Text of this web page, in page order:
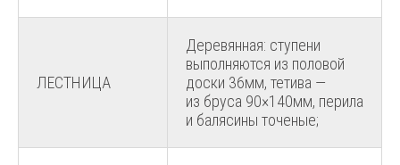
ЛЕСТНИЦА
Деревянная: ступени
выполняются из половой
доски 36мм, тетива —
из бруса 90×140мм, перила
и балясины точеные;